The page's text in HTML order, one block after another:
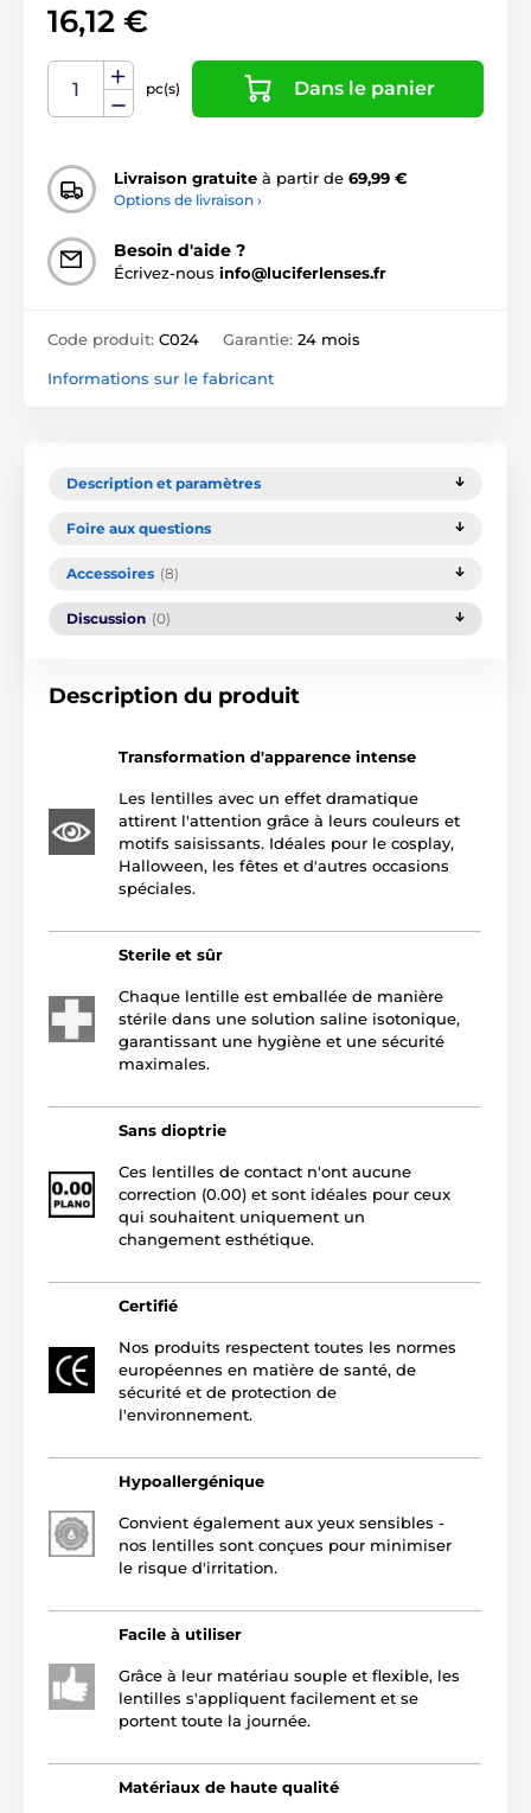
16,12 €
pc(s) Dans le panier
Livraison gratuite à partir de 69,99 €
Options de livraison ›
Besoin d'aide ?
Écrivez-nous info@luciferlenses.fr
Code produit: C024 Garantie: 24 mois
Informations sur le fabricant
Description et paramètres
Foire aux questions
Accessoires (8)
Discussion (0)
Description du produit
Transformation d'apparence intense
Les lentilles avec un effet dramatique
attirent l'attention grâce à leurs couleurs et
motifs saisissants. Idéales pour le cosplay,
Halloween, les fêtes et d'autres occasions
spéciales.
Sterile et sûr
Chaque lentille est emballée de manière
stérile dans une solution saline isotonique,
garantissant une hygiène et une sécurité
maximales.
Sans dioptrie
Ces lentilles de contact n'ont aucune
correction (0.00) et sont idéales pour ceux
qui souhaitent uniquement un
changement esthétique.
Certifié
Nos produits respectent toutes les normes
européennes en matière de santé, de
sécurité et de protection de
l'environnement.
Hypoallergénique
Convient également aux yeux sensibles -
nos lentilles sont conçues pour minimiser
le risque d'irritation.
Facile à utiliser
Grâce à leur matériau souple et flexible, les
lentilles s'appliquent facilement et se
portent toute la journée.
Matériaux de haute qualité